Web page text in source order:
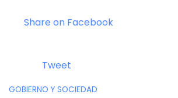
Share on Facebook
Tweet
C
GOBIERNO Y SOCIEDAD